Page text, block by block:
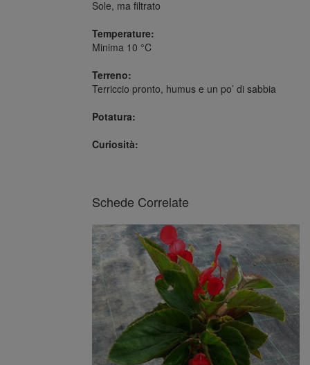
Sole, ma filtrato
Temperature:
Minima 10 °C
Terreno:
Terriccio pronto, humus e un po’ di sabbia
Potatura:
Curiosità:
Schede Correlate